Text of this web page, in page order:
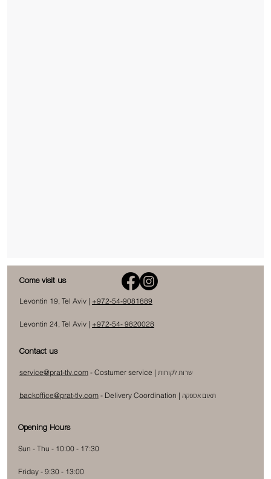
Come visit us
Levontin 19, Tel Aviv | +972-54-9081889
Levontin 24, Tel Aviv | +972-54- 9820028
Contact us
service@prat-tlv.com- Costumer service | שרות לקוחות
backoffice@prat-tlv.com- Delivery Coordination | תאום אספקה
Opening Hours
Sun - Thu - 10:00 - 17:30
Friday - 9:30 - 13:00